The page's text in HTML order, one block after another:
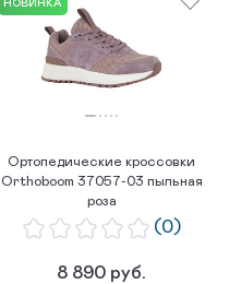
НОВИНКА
Ортопедические кроссовки
Orthoboom 37057-03 пыльная
роза
(0)
8 890 руб.